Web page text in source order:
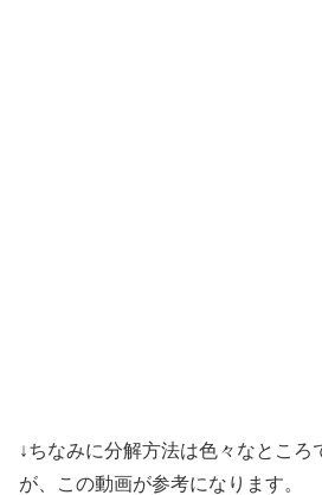
↓ちなみに分解方法は色々なところ
が、この動画が参考になります。